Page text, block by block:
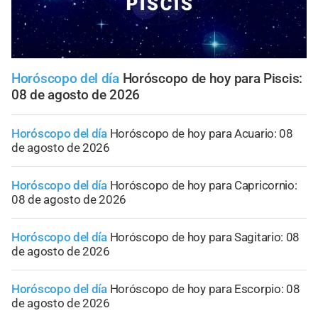
Horóscopo del día Horóscopo de hoy para Piscis:
08 de agosto de 2026
Horóscopo del día Horóscopo de hoy para Acuario: 08
de agosto de 2026
Horóscopo del día Horóscopo de hoy para Capricornio:
08 de agosto de 2026
Horóscopo del día Horóscopo de hoy para Sagitario: 08
de agosto de 2026
Horóscopo del día Horóscopo de hoy para Escorpio: 08
de agosto de 2026